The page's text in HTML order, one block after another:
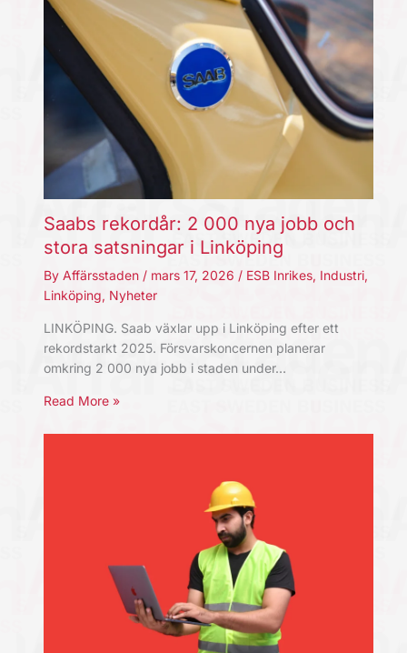
Saabs rekordår: 2 000 nya jobb och
stora satsningar i Linköping
By Affärsstaden / mars 17, 2026 / ESB Inrikes, Industri,
Linköping, Nyheter
LINKÖPING. Saab växlar upp i Linköping efter ett
rekordstarkt 2025. Försvarskoncernen planerar
omkring 2 000 nya jobb i staden under…
Read More »